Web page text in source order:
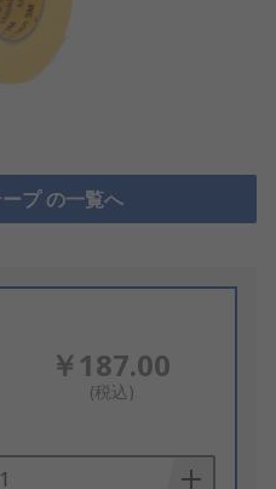
プ の一覧へ
￥187.00
(税込)